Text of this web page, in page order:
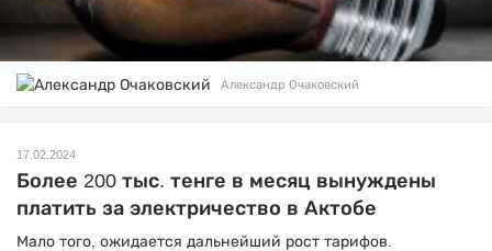
Александр Очаковский
17.02.2024
Более 200 тыс. тенге в месяц вынуждены
платить за электричество в Актобе
Мало того, ожидается дальнейший рост тарифов.